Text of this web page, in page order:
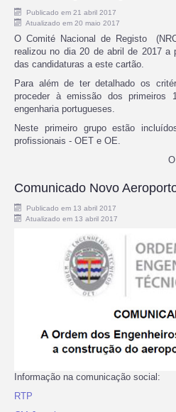
Publicado em 21 abril 2017
Atualizado em 20 maio 2017
O Comité Nacional de Registo
realizou no dia 20 de abril de 2017 a
das candidaturas a este cartão.
Para além de ter detalhado os
proceder à emissão dos primeiros
engenharia portugueses.
Neste primeiro grupo estão
profissionais - OET e OE.
Comunicado Novo
Publicado em 13 abril 2017
Atualizado em 13 abril 2017
Informação na comunicação social:
RTP